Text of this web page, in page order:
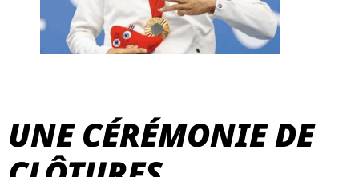
UNE CÉRÉMONIE DE